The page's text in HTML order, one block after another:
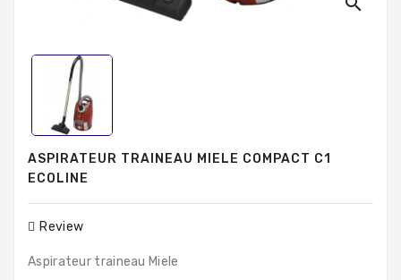
ASPIRATEUR TRAINEAU MIELE COMPACT C1
ECOLINE
Review
Aspirateur traineau Miele